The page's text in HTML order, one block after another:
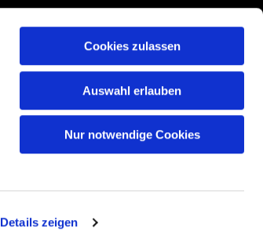
Details zeigen
Cookies zulassen
Auswahl erlauben
Nur notwendige Cookies